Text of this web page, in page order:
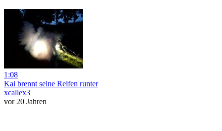
1:08
Kai brennt seine Reifen runter
xcallex3
vor 20 Jahren